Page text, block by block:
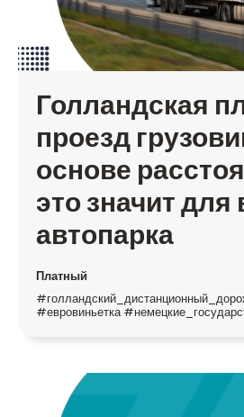
Голландская
проезд
основе
это значит для
автопарка
Платный
#евровиньетка